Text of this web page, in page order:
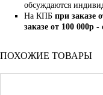
обсуждаются
На КПБ при заказе
заказе от 100 000р
ПОХОЖИЕ ТОВАРЫ